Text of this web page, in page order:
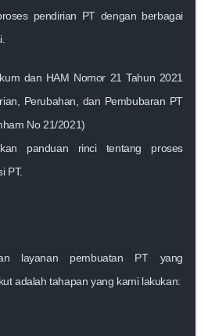
pendirian PT dengan berbagai
dan HAM Nomor 21 Tahun 2021
Perubahan, dan Pembubaran PT
No 21/2021)
panduan rinci tentang proses
PT.
layanan pembuatan PT yang
adalah tahapan yang kami lakukan: